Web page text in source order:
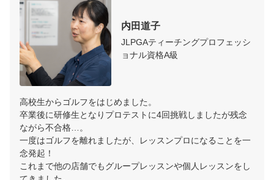
内田道子
JLPGAティーチングプロフェッシ
ョナル資格A級
高校生からゴルフをはじめました。
卒業後に研修生となりプロテストに4回挑戦しましたが残念
ながら不合格…。
一度はゴルフを離れましたが、レッスンプロになることを一
念発起！
これまで他の店舗でもグループレッスンや個人レッスンをし